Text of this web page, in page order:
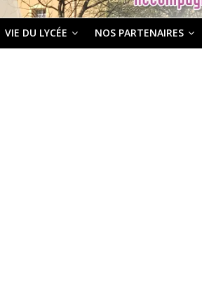
VIE DU LYCÉE NOS PARTENAIRES